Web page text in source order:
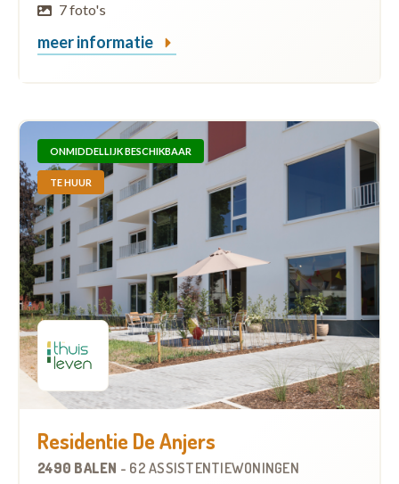
7 foto's
meer informatie
ONMIDDELLIJK BESCHIKBAAR
TE HUUR
Residentie De Anjers
2490 BALEN - 62 ASSISTENTIEWONINGEN